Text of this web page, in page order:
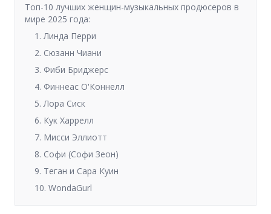
Топ-10 лучших женщин-музыкальных продюсеров в
мире 2025 года:
1. Линда Перри
2. Сюзанн Чиани
3. Фиби Бриджерс
4. Финнеас О'Коннелл
5. Лора Сиск
6. Кук Харрелл
7. Мисси Эллиотт
8. Софи (Софи Зеон)
9. Теган и Сара Куин
10. WondaGurl